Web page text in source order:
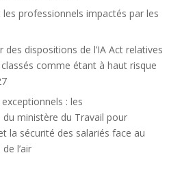
les professionnels impactés par les
des dispositions de l’IA Act relatives
classés comme étant à haut risque
: les
ministère du Travail pour
la sécurité des salariés face au
l’air